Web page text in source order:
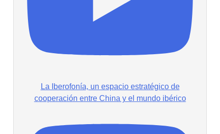
La Iberofonía, un espacio estratégico de
cooperación entre China y el mundo ibérico